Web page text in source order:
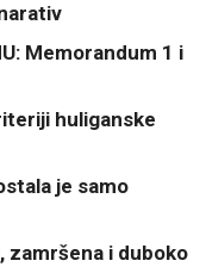
Memorandum 1 i
huliganske
je samo
zamršena i duboko